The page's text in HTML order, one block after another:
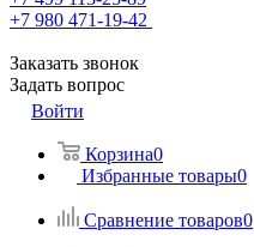
+7 980 471-19-42
Заказать звонок
Задать вопрос
Войти
Корзина0
Избранные товары0
Сравнение товаров0